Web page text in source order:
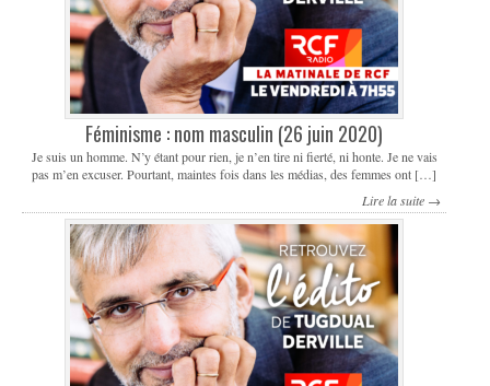
Féminisme : nom masculin (26 juin 2020)
Je suis un homme. N’y étant pour rien, je n’en tire ni fierté, ni honte. Je ne vais
pas m’en excuser. Pourtant, maintes fois dans les médias, des femmes ont […]
Lire la suite →